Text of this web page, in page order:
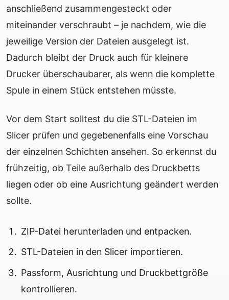
anschließend zusammengesteckt oder
miteinander verschraubt – je nachdem, wie die
jeweilige Version der Dateien ausgelegt ist.
Dadurch bleibt der Druck auch für kleinere
Drucker überschaubarer, als wenn die komplette
Spule in einem Stück entstehen müsste.
Vor dem Start solltest du die STL-Dateien im
Slicer prüfen und gegebenenfalls eine Vorschau
der einzelnen Schichten ansehen. So erkennst du
frühzeitig, ob Teile außerhalb des Druckbetts
liegen oder ob eine Ausrichtung geändert werden
sollte.
ZIP-Datei herunterladen und entpacken.
STL-Dateien in den Slicer importieren.
Passform, Ausrichtung und Druckbettgröße
kontrollieren.